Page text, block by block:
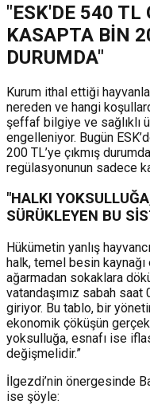
"ESK'DE 540 TL
KASAPTA BİN
DURUMDA"
Kurum ithal ettiği
nereden ve hangi
şeffaf bilgiye ve sağlıklı
engelleniyor. Bugün
200 TL’ye çıkmış
regülasyonunun sadece
"HALKI
SÜRÜKLEYEN BU
Hükümetin yanlış
halk, temel besin
ağarmadan sokaklara
vatandaşımız sabah saat
giriyor. Bu tablo, bir
ekonomik çöküşün
yoksulluğa, esnafı ise
değişmelidir.”
İlgezdi’nin önergesinde
ise şöyle: